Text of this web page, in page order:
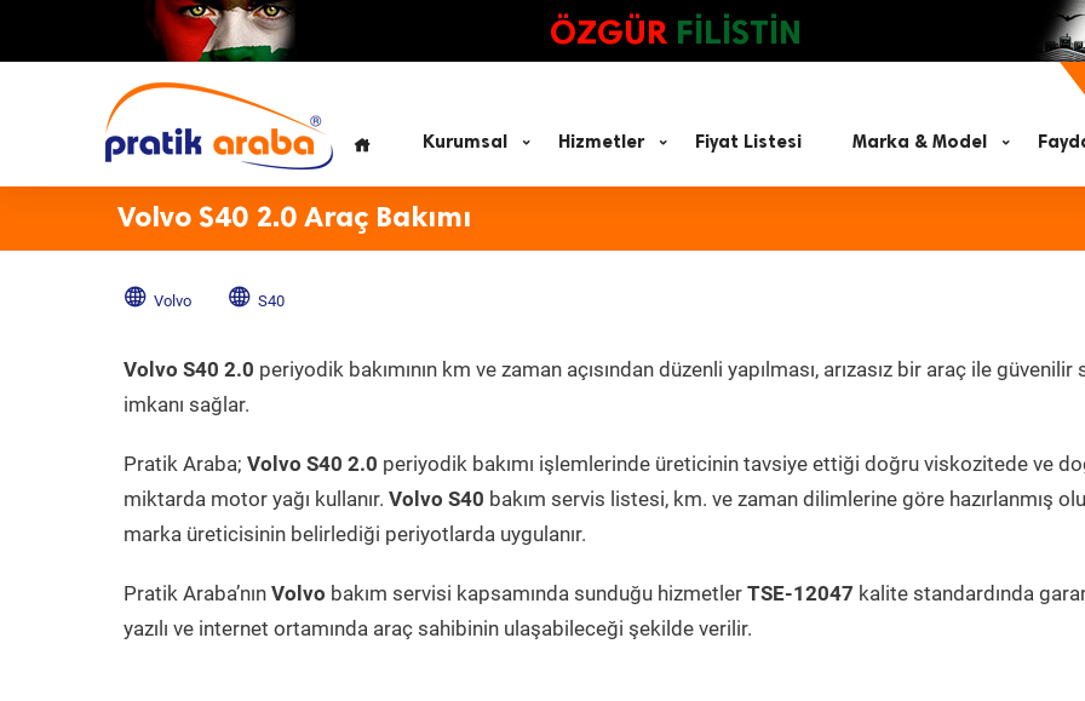
ÖZGÜR FİLİSTİN
Kurumsal Hizmetler Fiyat Listesi Marka & Model
Volvo S40 2.0 Araç Bakımı
Volvo S40
Volvo S40 2.0 periyodik bakımının km ve zaman açısından düzenli yapılması, arızasız bir araç ile güvenilir
imkanı sağlar.
Pratik Araba; Volvo S40 2.0 periyodik bakımı işlemlerinde üreticinin tavsiye ettiği doğru viskozitede ve
miktarda motor yağı kullanır. Volvo S40 bakım servis listesi, km. ve zaman dilimlerine göre hazırlanmış
marka üreticisinin belirlediği periyotlarda uygulanır.
Pratik Araba’nın Volvo bakım servisi kapsamında sunduğu hizmetler TSE-12047 kalite standardında
yazılı ve internet ortamında araç sahibinin ulaşabileceği şekilde verilir.